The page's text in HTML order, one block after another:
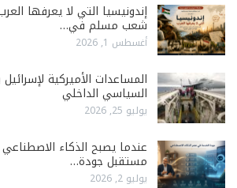
إندونيسيا التي لا يعرفها
شعب مسلم في…
أغسطس 1, 2026
المساعدات الأميركية
السياسي الداخلي
يوليو 25, 2026
عندما يصبح الذكاء
مستقبل جودة…
يوليو 2, 2026